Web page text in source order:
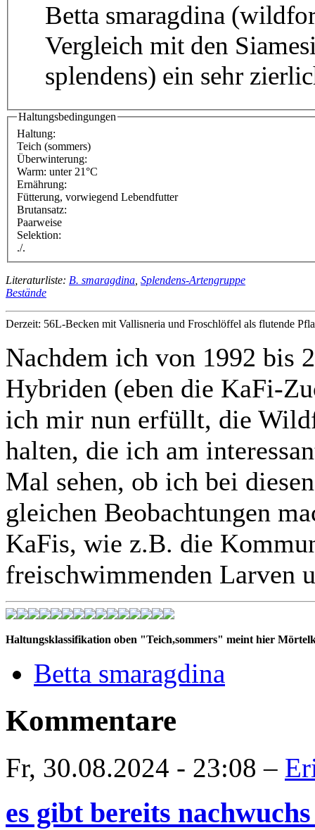
Betta smaragdina
Vergleich mit den
splendens) ein sehr
Haltungsbedingungen
Haltung:
Teich (sommers)
Überwinterung:
Warm: unter 21°C
Ernährung:
Fütterung, vorwiegend Lebendfutter
Brutansatz:
Paarweise
Selektion:
./.
Literaturliste: B. smaragdina Splendens-Artengruppe
Bestände
Derzeit: 56L-Becken mit Vallisneria und Froschlöffel als flutende
Nachdem ich von 1992 bis
Hybriden (eben die KaFi-
ich mir nun erfüllt, die
halten, die ich am
Mal sehen, ob ich bei
gleichen Beobachtungen
KaFis, wie z.B. die
freischwimmenden Larven
Haltungsklassifikation oben "Teich,sommers" meint hier
Betta smaragdina
Kommentare
Fr, 30.08.2024 - 23:08 –
es gibt bereits